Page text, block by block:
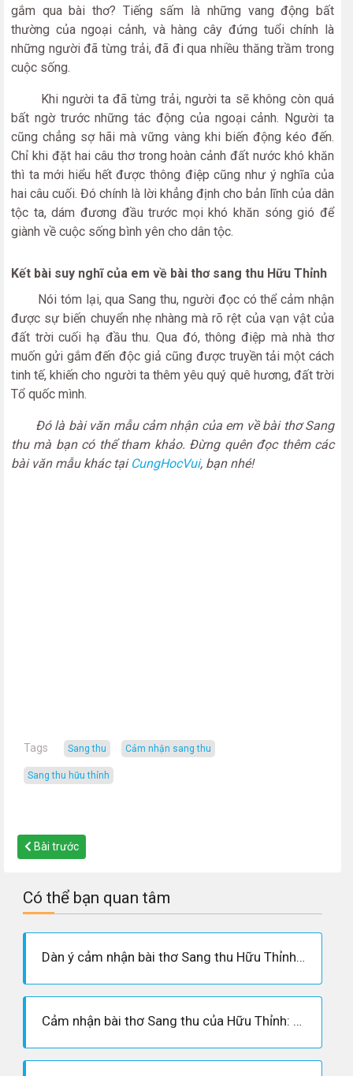
gắm qua bài thơ? Tiếng sấm là những vang động bất
thường của ngoại cảnh, và hàng cây đứng tuổi chính là
những người đã từng trải, đã đi qua nhiều thăng trầm trong
cuộc sống.
Khi người ta đã từng trải, người ta sẽ không còn quá
bất ngờ trước những tác động của ngoại cảnh. Người ta
cũng chẳng sợ hãi mà vững vàng khi biến động kéo đến.
Chỉ khi đặt hai câu thơ trong hoàn cảnh đất nước khó khăn
thì ta mới hiểu hết được thông điệp cũng như ý nghĩa của
hai câu cuối. Đó chính là lời khẳng định cho bản lĩnh của dân
tộc ta, dám đương đầu trước mọi khó khăn sóng gió để
giành về cuộc sống bình yên cho dân tộc.
Kết bài suy nghĩ của em về bài thơ sang thu Hữu Thỉnh
Nói tóm lại, qua Sang thu, người đọc có thể cảm nhận
được sự biến chuyển nhẹ nhàng mà rõ rệt của vạn vật của
đất trời cuối hạ đầu thu. Qua đó, thông điệp mà nhà thơ
muốn gửi gắm đến độc giả cũng được truyền tải một cách
tinh tế, khiến cho người ta thêm yêu quý quê hương, đất trời
Tổ quốc mình.
Đó là bài văn mẫu cảm nhận của em về bài thơ Sang
thu mà bạn có thể tham khảo. Đừng quên đọc thêm các
bài văn mẫu khác tại CungHocVui, bạn nhé!
Tags sang thu cảm nhận sang thu
sang thu hữu thỉnh
Bài trước
Có thể bạn quan tâm
Dàn ý cảm nhận bài thơ Sang thu Hữu Thỉnh chi tiết và đầy đủ nhất
Cảm nhận bài thơ Sang thu của Hữu Thỉnh: Văn mẫu hay lớp 9